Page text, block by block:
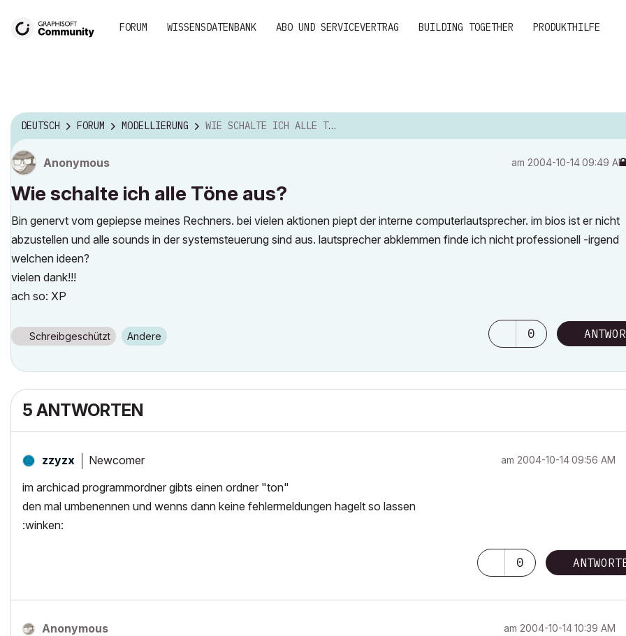
FORUM WISSENSDATENBANK ABO UND SERVICEVERTRAG BUILDING TOGETHER PRODUKTHILFE
DEUTSCH FORUM MODELLIERUNG WIE SCHALTE ICH ALLE TÖNE AUS?
Anonymous am ‎2004-10-1409:49 AM
Wie schalte ich alle Töne aus?
Bin genervt vom gepiepse meines Rechners. bei vielen aktionen piept der interne computerlautsprecher. im bios ist er nicht
abzustellen und alle sounds in der systemsteuerung sind aus. lautsprecher abklemmen finde ich nicht professionell -irgend
welchen ideen?
vielen dank!!!
ach so: XP
Schreibgeschützt Andere 0
5 ANTWORTEN
zzyzx Newcomer am ‎2004-10-1409:56 AM
im archicad programmordner gibts einen ordner "ton"
den mal umbenennen und wenns dann keine fehlermeldungen hagelt so lassen
:winken:
0
Anonymous am ‎2004-10-1410:39 AM